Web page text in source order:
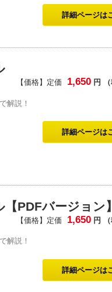
詳細ページは
【価格】定価 1,650円 （
解説！
詳細ページは
PDFバージョン】
【価格】定価 1,650円 （
解説！
詳細ページは